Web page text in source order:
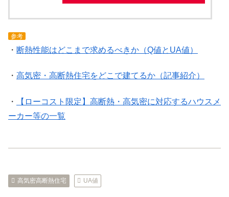
参考
・ 断熱性能はどこまで求めるべきか（Q値とUA値）
・ 高気密・高断熱住宅をどこで建てるか（記事紹介）
・
【ローコスト限定】高断熱・高気密に対応するハウスメ
ーカー等の一覧
高気密高断熱住宅 UA値